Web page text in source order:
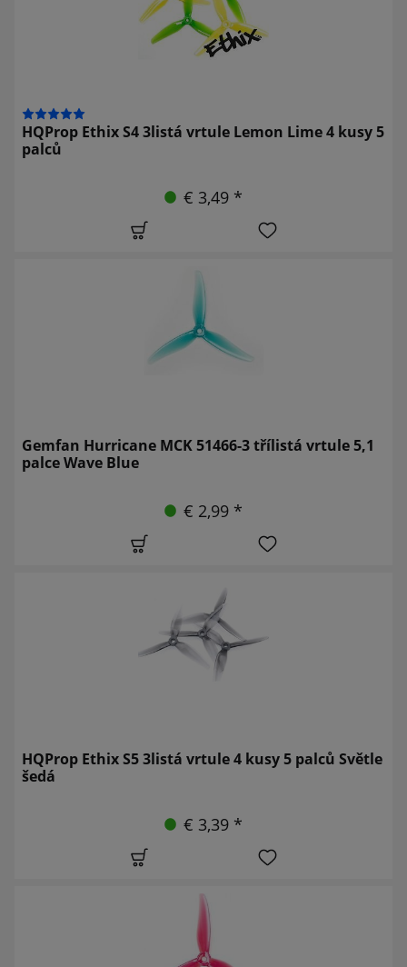
HQProp Ethix S4 3listá vrtule Lemon Lime 4 kusy 5
palců
€ 3,49 *
Gemfan Hurricane MCK 51466-3 třílistá vrtule 5,1
palce Wave Blue
€ 2,99 *
HQProp Ethix S5 3listá vrtule 4 kusy 5 palců Světle
šedá
€ 3,39 *